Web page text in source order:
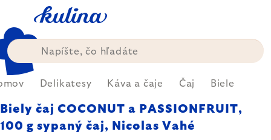
obsah
Delikatesy Káva a čaje Čaj Biele
Biely čaj COCONUT a PASSIONFRUIT,
100 g sypaný čaj, Nicolas Vahé